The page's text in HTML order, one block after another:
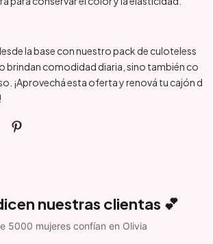
la base con nuestro pack de culoteless
brindan comodidad diaria, sino también co
¡Aprovechá esta oferta y renová tu cajón d
nuestras clientas 💕
5000 mujeres confían en Olivia